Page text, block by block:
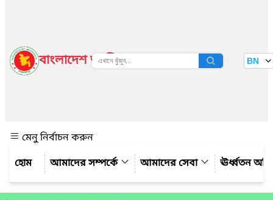
বাংলাদেশ জাতীয় তথ্য বাতায়ন BN
মেনু নির্বাচন করুন
আমাদের সম্পর্কে
আমাদের সেবা ঊর্ধ্বতন